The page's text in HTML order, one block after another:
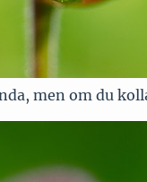
men om du